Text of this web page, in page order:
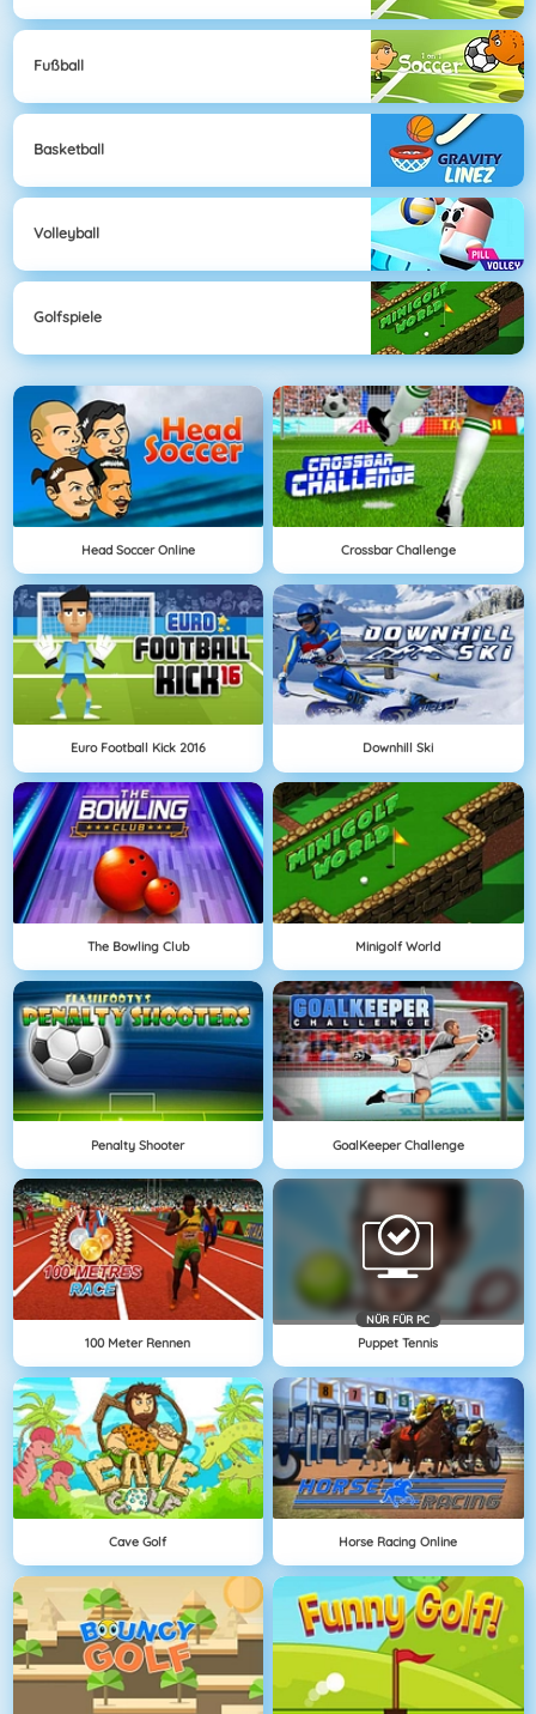
Fußball
Basketball
Volleyball
Golfspiele
Head Soccer Online Crossbar Challenge
Euro Football Kick 2016 Downhill Ski
The Bowling Club Minigolf World
Penalty Shooter GoalKeeper Challenge
100 Meter Rennen
NÜR FÜR PC
Puppet Tennis
Cave Golf Horse Racing Online